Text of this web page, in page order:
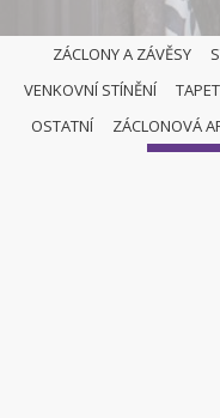
ZÁCLONY A ZÁVĚSY
VENKOVNÍ STÍNĚNÍ
OSTATNÍ
ZÁCLONOVÁ